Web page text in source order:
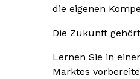
die eigenen
Die Zukunft
Lernen Sie in
Marktes